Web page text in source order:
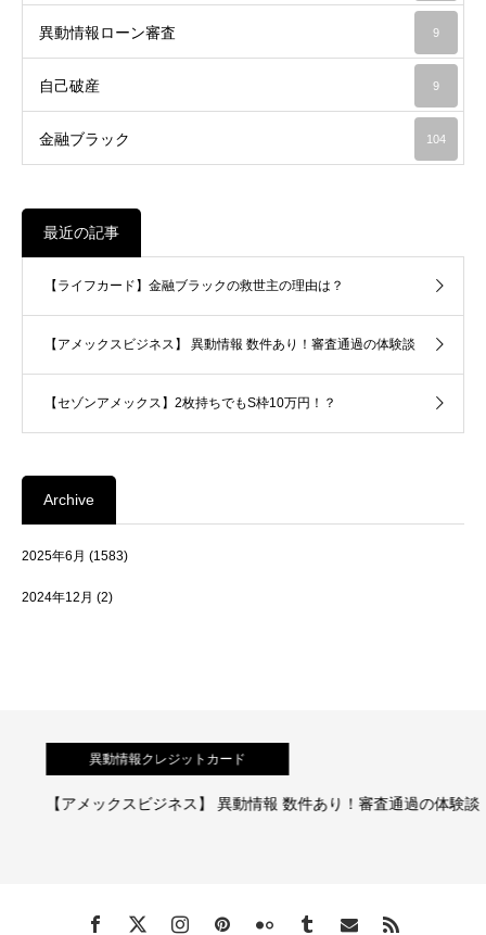
異動情報ローン審査 9
自己破産 9
金融ブラック 104
最近の記事
【ライフカード】金融ブラックの救世主の理由は？
【アメックスビジネス】 異動情報 数件あり！審査通過の体験談
【セゾンアメックス】2枚持ちでもS枠10万円！？
Archive
2025年6月 (1583)
2024年12月 (2)
異動情報クレジットカード
【アメックスビジネス】 異動情報 数件あり！審査通過の体験談